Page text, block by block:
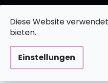
Diese Website
bieten.
Einstellungen